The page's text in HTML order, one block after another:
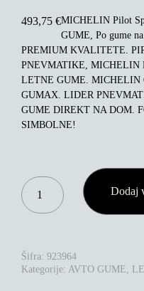
493,75 €MICHELIN Pilot
GUME, Po gume
PREMIUM KVALITETE.
PNEVMATIKE, MICHELIN
LETNE GUME. MICHELIN
GUMAX. LIDER
GUME DIREKT NA DOM.
SIMBOLNE!
MICHELIN
PILOT
SPORT
111Y
XL
Dodaj
Šifra: 923964
Kategorije: AVTO GUME,